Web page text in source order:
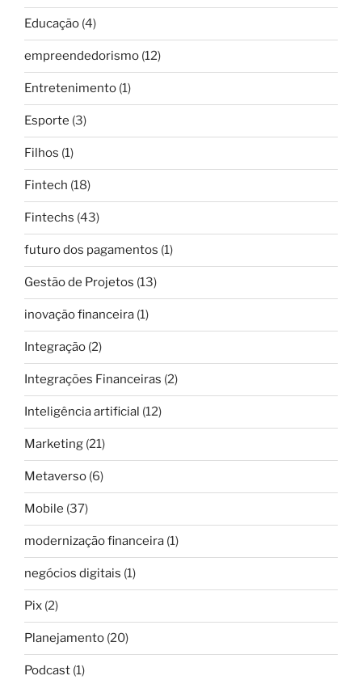
Educação (4)
empreendedorismo (12)
Entretenimento (1)
Esporte (3)
Filhos (1)
Fintech (18)
Fintechs (43)
futuro dos pagamentos (1)
Gestão de Projetos (13)
inovação financeira (1)
Integração (2)
Integrações Financeiras (2)
Inteligência artificial (12)
Marketing (21)
Metaverso (6)
Mobile (37)
modernização financeira (1)
negócios digitais (1)
Pix (2)
Planejamento (20)
Podcast (1)